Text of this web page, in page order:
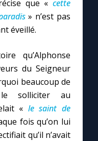
que «cette
» n’est pas
éveillé.
qu’Alphonse
du Seigneur
beaucoup de
le solliciter au
« le saint de
fois qu’on lui
qu’il n’avait